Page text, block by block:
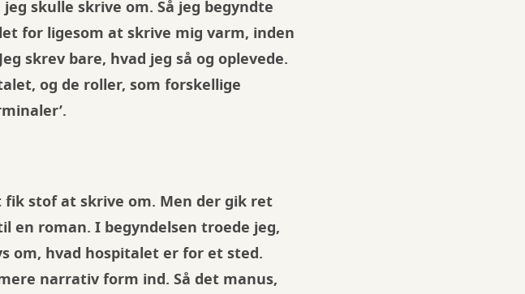
skulle skrive om. Så jeg begyndte
for ligesom at skrive mig varm, inden
skrev bare, hvad jeg så og oplevede.
og de roller, som forskellige
stof at skrive om. Men der gik ret
en roman. I begyndelsen troede jeg,
om, hvad hospitalet er for et sted.
narrativ form ind. Så det manus,